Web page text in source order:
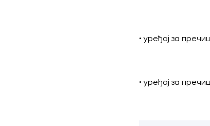
• уређај за
• уређај за